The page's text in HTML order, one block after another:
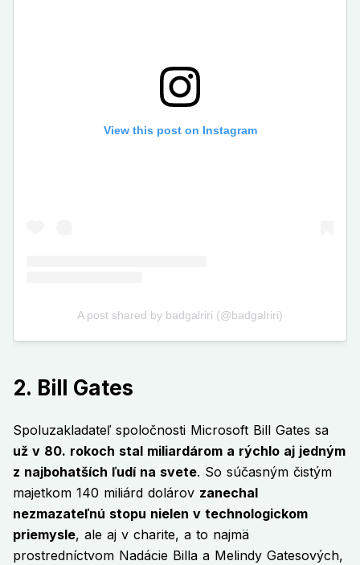
2. Bill Gates
Spoluzakladateľ spoločnosti Microsoft Bill Gates sa
už v 80. rokoch stal miliardárom a rýchlo aj jedným
z najbohatších ľudí na svete. So súčasným čistým
majetkom 140 miliárd dolárov zanechal
nezmazateľnú stopu nielen v technologickom
priemysle, ale aj v charite, a to najmä
prostredníctvom Nadácie Billa a Melindy Gatesových,